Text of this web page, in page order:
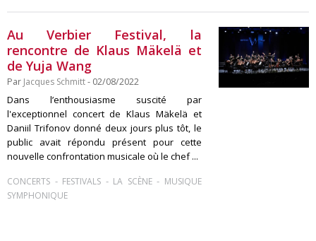
Au Verbier Festival, la
rencontre de Klaus Mäkelä et
de Yuja Wang
Par Jacques Schmitt- 02/08/2022
Dans l’enthousiasme suscité par
l'exceptionnel concert de Klaus Mäkelä et
Daniil Trifonov donné deux jours plus tôt, le
public avait répondu présent pour cette
nouvelle confrontation musicale où le chef ...
CONCERTS - FESTIVALS - LA SCÈNE- MUSIQUE
SYMPHONIQUE